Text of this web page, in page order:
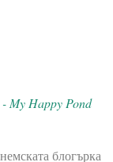
My Happy Pond
блогърка